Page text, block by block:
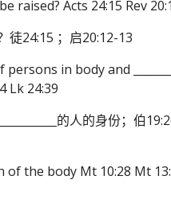
raised? Acts 24:15 Rev
徒24:15 ；启20:12-13
in body and
Lk 24:39
的人的身份；伯
of the body Mt 10:28 Mt